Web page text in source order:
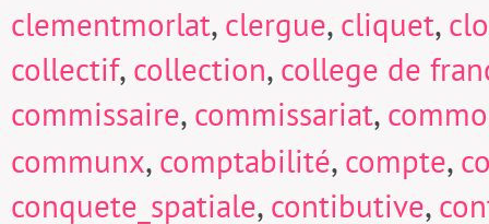
clementmorlat, clergue, cliquet,
collectif, collection, college de
commissaire, commissariat,
communx, comptabilité, compte,
conquete_spatiale, contibutive,